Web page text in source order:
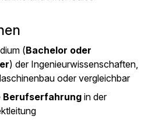
(Bachelor oder
) der Ingenieurwissenschaften,
oder vergleichbar
Berufserfahrung in der